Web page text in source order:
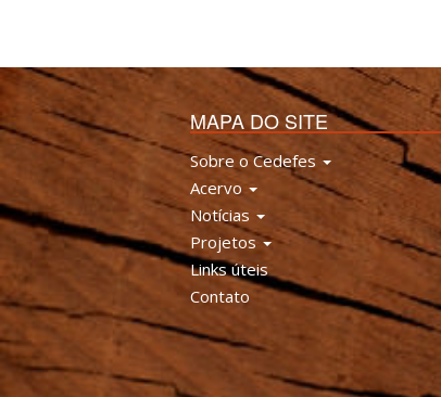
MAPA DO SITE
Sobre o Cedefes
Acervo
Notícias
Projetos
Links úteis
Contato